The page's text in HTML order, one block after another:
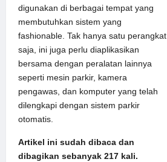
digunakan di berbagai tempat yang
membutuhkan sistem yang
fashionable. Tak hanya satu perangkat
saja, ini juga perlu diaplikasikan
bersama dengan peralatan lainnya
seperti mesin parkir, kamera
pengawas, dan komputer yang telah
dilengkapi dengan sistem parkir
otomatis.
Artikel ini sudah dibaca dan
dibagikan sebanyak 217 kali.